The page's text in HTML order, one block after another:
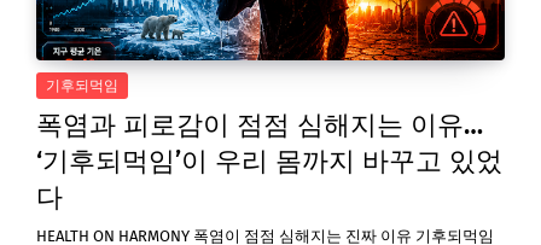
기후되먹임
폭염과 피로감이 점점 심해지는 이유…
‘기후되먹임’이 우리 몸까지 바꾸고 있었
다
HEALTH ON HARMONY 폭염이 점점 심해지는 진짜 이유 기후되먹임